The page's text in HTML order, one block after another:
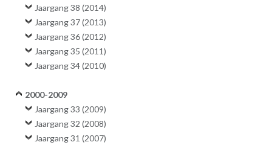
Jaargang 38 (2014)
Jaargang 37 (2013)
Jaargang 36 (2012)
Jaargang 35 (2011)
Jaargang 34 (2010)
2000-2009
Jaargang 33 (2009)
Jaargang 32 (2008)
Jaargang 31 (2007)